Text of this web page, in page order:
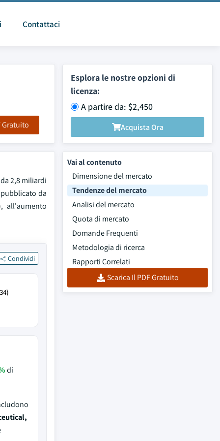
Contattaci
Gratuito
Esplora le nostre opzioni di
licenza:
A partire da: $2,450
Acquista Ora
2,8 miliardi
da
all'aumento
Condividi
di
Vai al contenuto
Dimensione del mercato
Tendenze del mercato
Analisi del mercato
Quota di mercato
Domande Frequenti
Metodologia di ricerca
Rapporti Correlati
Scarica Il PDF Gratuito